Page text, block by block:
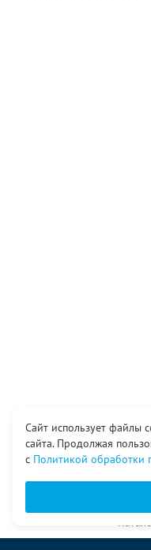
Сайт использует файлы
сайта. Продолжая
с Политикой обработки